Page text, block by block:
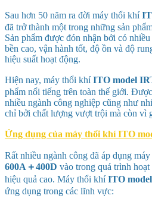
Sau hơn 50 năm ra đời máy thổi khí
đã trở thành một trong những sản
Sản phẩm được đón nhận bởi có
bền cao, vận hành tốt, độ ồn và độ
hiệu suất hoạt động.
Hiện nay, máy thổi khíITO model
phẩm nổi tiếng trên toàn thế giới.
nhiều ngành công nghiệp cũng như
chỉ bởi chất lượng vượt trội mà còn vì
Ứng dụng của máy thổi khí ITO
Rất nhiều ngành công đã áp dụng
600A＋400D vào trong quá trình
hiệu quả cao. Máy thổi khíITO model
ứng dụng trong các lĩnh vực: